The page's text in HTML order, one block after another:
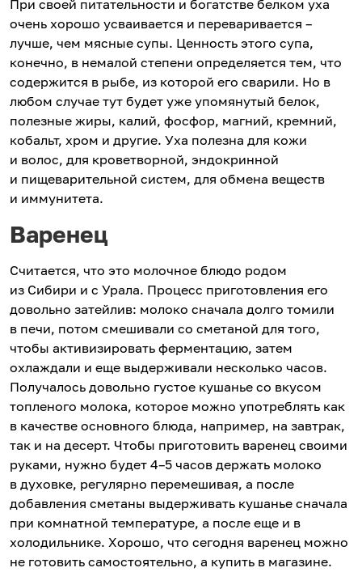
При своей питательности и богатстве белком уха
очень хорошо усваивается и переваривается –
лучше, чем мясные супы. Ценность этого супа,
конечно, в немалой степени определяется тем, что
содержится в рыбе, из которой его сварили. Но в
любом случае тут будет уже упомянутый белок,
полезные жиры, калий, фосфор, магний, кремний,
кобальт, хром и другие. Уха полезна для кожи
и волос, для кроветворной, эндокринной
и пищеварительной систем, для обмена веществ
и иммунитета.
Варенец
Считается, что это молочное блюдо родом
из Сибири и с Урала. Процесс приготовления его
довольно затейлив: молоко сначала долго томили
в печи, потом смешивали со сметаной для того,
чтобы активизировать ферментацию, затем
охлаждали и еще выдерживали несколько часов.
Получалось довольно густое кушанье со вкусом
топленого молока, которое можно употреблять как
в качестве основного блюда, например, на завтрак,
так и на десерт. Чтобы приготовить варенец своими
руками, нужно будет 4–5 часов держать молоко
в духовке, регулярно перемешивая, а после
добавления сметаны выдерживать кушанье сначала
при комнатной температуре, а после еще и в
холодильнике. Хорошо, что сегодня варенец можно
не готовить самостоятельно, а купить в магазине.